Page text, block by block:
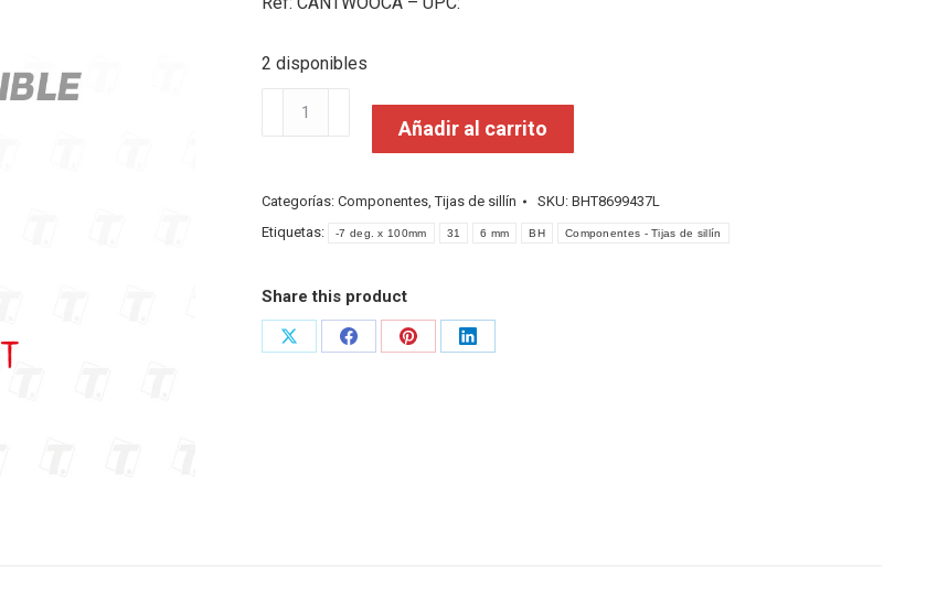
2 disponibles
Añadir al carrito
Categorías: Componentes,Tijas de sillín SKU: BHT8699437L
Etiquetas:
-7 deg. x 100mm 31 6 mm BH Componentes - Tijas de sillín
Share this product
Share
Share
Share
Share